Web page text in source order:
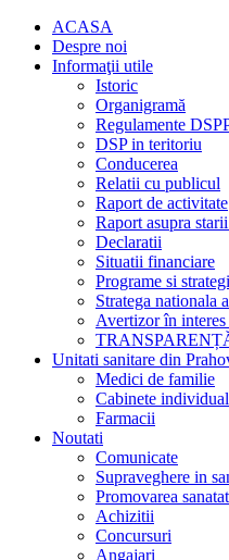
ACASA
Despre noi
Informaţii utile
Istoric
Organigramă
Regulamente
DSP in teritoriu
Conducerea
Relatii cu publicul
Raport de activitate
Raport asupra
Declaratii
Situatii financiare
Programe si
Stratega nationala
Avertizor în
Unitati sanitare din
Medici de familie
Cabinete
Farmacii
Noutati
Comunicate
Supraveghere in
Promovarea
Achizitii
Concursuri
Angajari